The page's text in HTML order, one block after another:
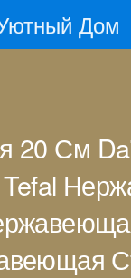
Дом
20 См